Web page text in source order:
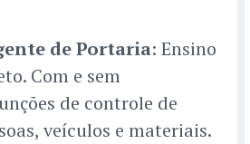
de Portaria: Ensino
Com e sem
de controle de
veículos e materiais.